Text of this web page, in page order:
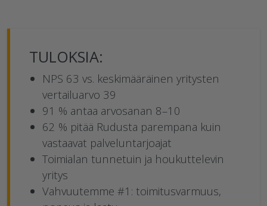
TULOKSIA:
NPS 63 vs. keskimääräinen yritysten
vertailuarvo 39
91 % antaa arvosanan 8–10
62 % pitää Rudusta parempana kuin
vastaavat palveluntarjoajat
Toimialan tunnetuin ja houkuttelevin
yritys
Vahvuutemme #1: toimitusvarmuus,